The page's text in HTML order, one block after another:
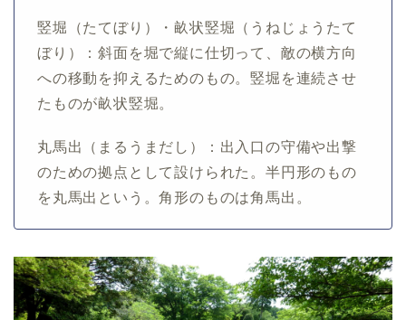
竪堀（たてぼり）・畝状竪堀（うねじょうたて
ぼり）：斜面を堀で縦に仕切って、敵の横方向
への移動を抑えるためのもの。竪堀を連続させ
たものが畝状竪堀。
丸馬出（まるうまだし）：出入口の守備や出撃
のための拠点として設けられた。半円形のもの
を丸馬出という。角形のものは角馬出。